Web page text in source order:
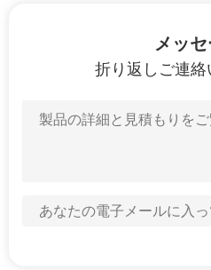
産業用レ
メッ
折り返しご連絡